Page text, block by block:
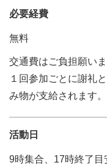
必要経費
無料
交通費はご負担願いま
１回参加ごとに謝礼
み物が支給されます。
活動日
9時集合、17時終了目